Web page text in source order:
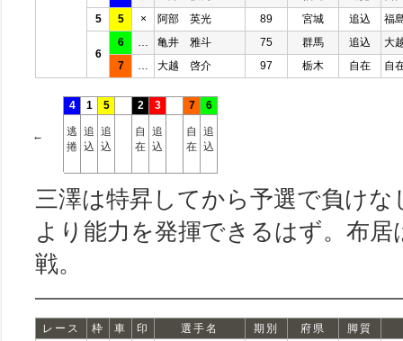
5
5 × 阿部 英光 89 宮城 追込 福
6
6 亀井 雅斗 75 群馬 追込
大
7
大越 啓介 97 栃木 自在 自
←
4
逃
捲
1
追
込
5
追
込
2
自
在
3
追
込
7
自
在
6
追
込
三澤は特昇してから予選で負け
より能力を発揮できるはず。布
戦。
レース 枠 車 印 選手名 期別 府県 脚質